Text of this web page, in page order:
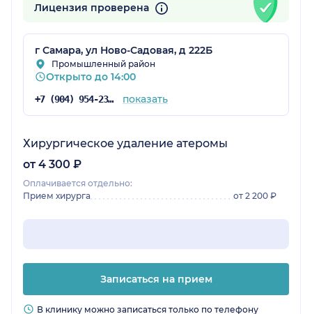
Лицензия проверена
г Самара, ул Ново-Садовая, д 222Б
Промышленный район
Открыто до 14:00
+7 (904) 954-23-83 показать
Хирургическое удаление атеромы
от 4 300 ₽
Оплачивается отдельно:
Прием хирурга
от 2 200 ₽
Записаться на прием
В клинику можно записаться только по телефону